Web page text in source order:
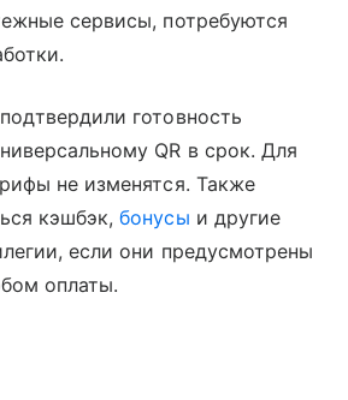
сервисы, потребуются
готовность
QR в срок. Для
не изменятся. Также
кэшбэк,бонусы и другие
если они предусмотрены
оплаты.